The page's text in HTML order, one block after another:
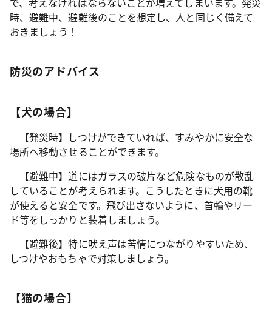
時、避難中、避難後のことを想定し、人と同じく備えて
おきましょう！
防災のアドバイス
【犬の場合】
【発災時】しつけができていれば、すみやかに安全な
場所へ移動させることができます。
【避難中】道にはガラスの破片など危険なものが散乱
していることが考えられます。こうしたときに犬用の靴
が使えると安全です。飛び出さないように、首輪やリー
ド等をしっかりと装着しましょう。
【避難後】特に吠え声は苦情につながりやすいため、
しつけやおもちゃで対策しましょう。
【猫の場合】